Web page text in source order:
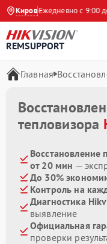
КировЕжедневно с 9:00 до
REMSUPPORT
Главная
тепловизора
Восстановление
от 20 мин —
До 30%
Контроль на
Диагностика
выявление
Официальная
проверки